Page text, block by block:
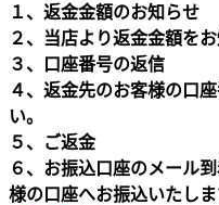
１、返金金額のお知らせ
２、当店より返金金額を
３、口座番号の返信
４、返金先のお客様の口
い。
５、ご返金
６、お振込口座のメール
様の口座へお振込いたしま